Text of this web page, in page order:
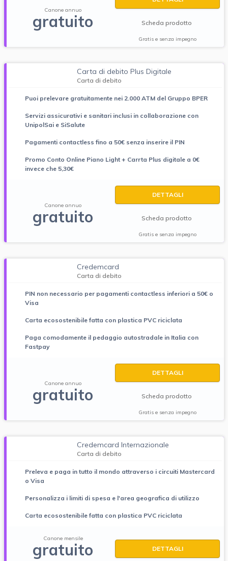
Canone annuo
gratuito Scheda prodotto
Gratis e senza impegno
Carta di debito Plus Digitale
Carta di debito
Puoi prelevare gratuitamente nei 2.000 ATM del Gruppo BPER
Servizi assicurativi e sanitari inclusi in collaborazione con
UnipolSai e SiSalute
Pagamenti contactless fino a 50€ senza inserire il PIN
Promo Conto Online Piano Light + Carrta Plus digitale a 0€
invece che 5,30€
Canone annuo
gratuito
DETTAGLI
Scheda prodotto
Gratis e senza impegno
Credemcard
Carta di debito
PIN non necessario per pagamenti contactless inferiori a 50€ o
Visa
Carta ecosostenibile fatta con plastica PVC riciclata
Paga comodamente il pedaggio autostradale in Italia con
Fastpay
Canone annuo
gratuito
DETTAGLI
Scheda prodotto
Gratis e senza impegno
Credemcard Internazionale
Carta di debito
Preleva e paga in tutto il mondo attraverso i circuiti Mastercard
o Visa
Personalizza i limiti di spesa e l'area geografica di utilizzo
Carta ecosostenibile fatta con plastica PVC riciclata
Canone mensile
gratuito DETTAGLI